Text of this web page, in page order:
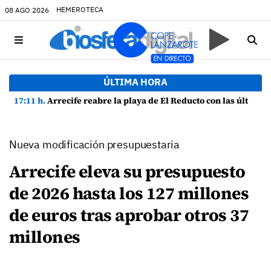
08 AGO 2026 HEMEROTECA
ÚLTIMA HORA
17:11 h.Arrecife reabre la playa de El Reducto con las últimas analíticas mostrando "una buena calidad de las aguas para el baño"
Nueva modificación presupuestaria
Arrecife eleva su presupuesto
de 2026 hasta los 127 millones
de euros tras aprobar otros 37
millones